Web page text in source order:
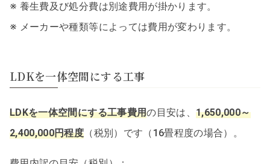
※ 養生費及び処分費は別途費用が掛かります。
※ メーカーや種類等によっては費用が変わります。
LDKを一体空間にする工事
LDKを一体空間にする工事費用の目安は、 1,650,000～
2,400,000円程度 （税別）です（16畳程度の場合）。